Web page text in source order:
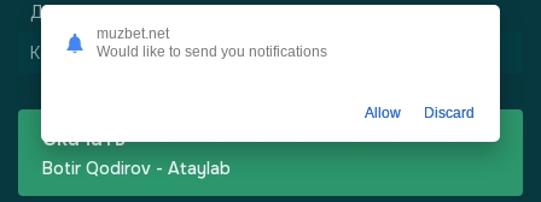
Длительность:
1:57
Качество:
320 kbps
Скачать
Botir Qodirov - Ataylab
muzbet.net
Would like to send you notifications
Allow Discard